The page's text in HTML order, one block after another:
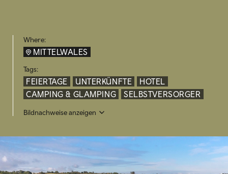
Where:
MITTELWALES
Tags:
FEIERTAGE UNTERKÜNFTE
HOTEL
CAMPING & GLAMPING
SELBSTVERSORGER
Bildnachweise anzeigen